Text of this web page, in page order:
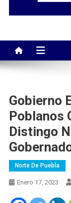
Gobierno
Poblanos
Distingo
Norte De Puebla
Enero 17, 2023